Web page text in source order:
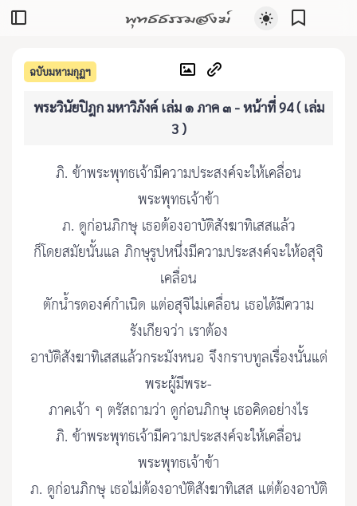
พุทธธรรมสงฆ์
ฉบับมหามกุฏฯ
พระวินัยปิฎก มหาวิภังค์ เล่ม ๑ ภาค ๓ - หน้าที่ 94 ( เล่ม
3 )
ภิ. ข้าพระพุทธเจ้ามีความประสงค์จะให้เคลื่อน
พระพุทธเจ้าข้า
ภ. ดูก่อนภิกษุ เธอต้องอาบัติสังฆาทิเสสแล้ว
ก็โดยสมัยนั้นแล ภิกษุรูปหนึ่งมีความประสงค์จะให้อสุจิ
เคลื่อน
ตักน้ำรดองค์กำเนิด แต่อสุจิไม่เคลื่อน เธอได้มีความ
รังเกียจว่า เราต้อง
อาบัติสังฆาทิเสสแล้วกระมังหนอ จึงกราบทูลเรื่องนั้นแด่
พระผู้มีพระ-
ภาคเจ้า ๆ ตรัสถามว่า ดูก่อนภิกษุ เธอคิดอย่างไร
ภิ. ข้าพระพุทธเจ้ามีความประสงค์จะให้เคลื่อน
พระพุทธเจ้าข้า
ภ. ดูก่อนภิกษุ เธอไม่ต้องอาบัติสังฆาทิเสส แต่ต้องอาบัติ